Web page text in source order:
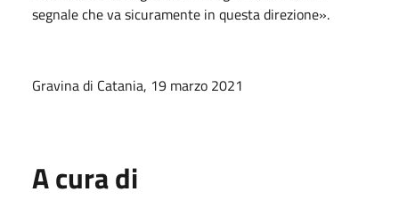
segnale che va sicuramente in questa direzione».
Gravina di Catania, 19 marzo 2021
A cura di